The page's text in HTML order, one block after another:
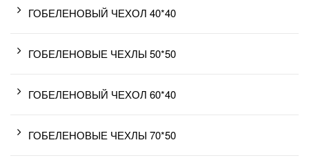
ГОБЕЛЕНОВЫЙ ЧЕХОЛ 40*40
ГОБЕЛЕНОВЫЕ ЧЕХЛЫ 50*50
ГОБЕЛЕНОВЫЙ ЧЕХОЛ 60*40
ГОБЕЛЕНОВЫЕ ЧЕХЛЫ 70*50